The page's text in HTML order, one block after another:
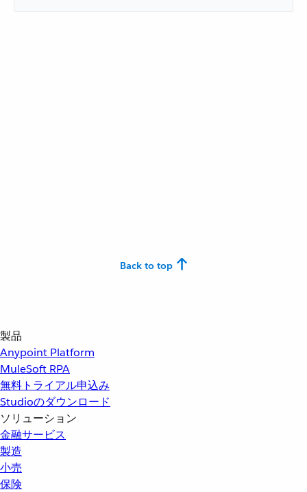
Back to top
製品
Anypoint Platform
MuleSoft RPA
無料トライアル申込み
Studioのダウンロード
ソリューション
金融サービス
製造
小売
保険